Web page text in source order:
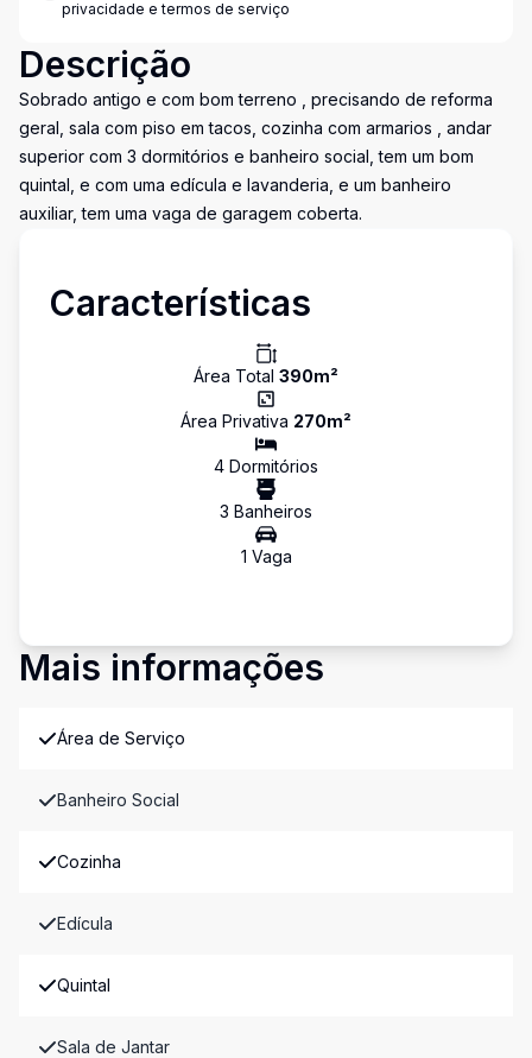
privacidade e termos de serviço
Descrição
Sobrado antigo e com bom terreno , precisando de reforma
geral, sala com piso em tacos, cozinha com armarios , andar
superior com 3 dormitórios e banheiro social, tem um bom
quintal, e com uma edícula e lavanderia, e um banheiro
auxiliar, tem uma vaga de garagem coberta.
Características
Área Total 390m²
Área Privativa 270m²
4 Dormitórios
3 Banheiros
1 Vaga
Mais informações
Área de Serviço
Banheiro Social
Cozinha
Edícula
Quintal
Sala de Jantar